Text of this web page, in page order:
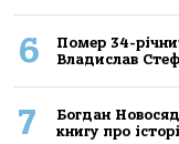
6
Помер 34-
Владислав
7
Богдан
книгу про